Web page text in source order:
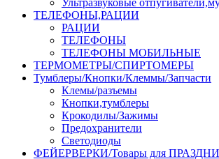
Ультразвуковые
ТЕЛЕФОНЫ,РАЦИИ
РАЦИИ
ТЕЛЕФОНЫ
ТЕЛЕФОНЫ МОБИЛЬНЫЕ
ТЕРМОМЕТРЫ/СПИРТОМЕРЫ
Тумблеры/Кнопки/Клеммы/Запчасти
Клемы/разъемы
Кнопки,тумблеры
Крокодилы/Зажимы
Предохранители
Светодиоды
ФЕЙЕРВЕРКИ/Товары для